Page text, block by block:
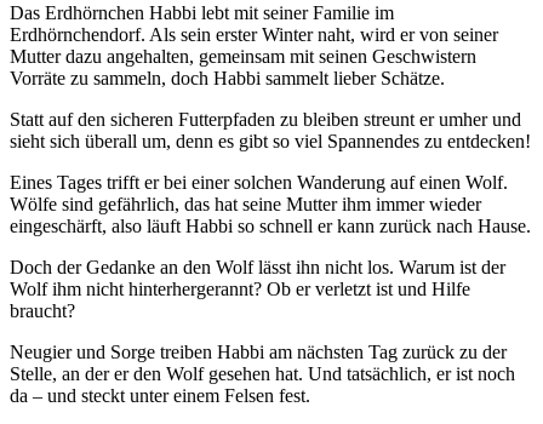
Das Erdhörnchen Habbi lebt mit seiner Familie im
Erdhörnchendorf. Als sein erster Winter naht, wird er von seiner
Mutter dazu angehalten, gemeinsam mit seinen Geschwistern
Vorräte zu sammeln, doch Habbi sammelt lieber Schätze.
Statt auf den sicheren Futterpfaden zu bleiben streunt er umher und
sieht sich überall um, denn es gibt so viel Spannendes zu entdecken!
Eines Tages trifft er bei einer solchen Wanderung auf einen Wolf.
Wölfe sind gefährlich, das hat seine Mutter ihm immer wieder
eingeschärft, also läuft Habbi so schnell er kann zurück nach Hause.
Doch der Gedanke an den Wolf lässt ihn nicht los. Warum ist der
Wolf ihm nicht hinterhergerannt? Ob er verletzt ist und Hilfe
braucht?
Neugier und Sorge treiben Habbi am nächsten Tag zurück zu der
Stelle, an der er den Wolf gesehen hat. Und tatsächlich, er ist noch
da – und steckt unter einem Felsen fest.